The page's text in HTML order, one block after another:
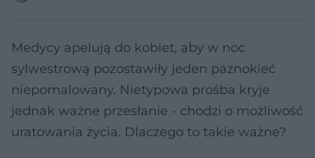
Medycy apelują do kobiet, aby w noc
sylwestrową pozostawiły jeden paznokieć
niepomalowany. Nietypowa prośba kryje
jednak ważne przesłanie - chodzi o możliwość
uratowania życia. Dlaczego to takie ważne?